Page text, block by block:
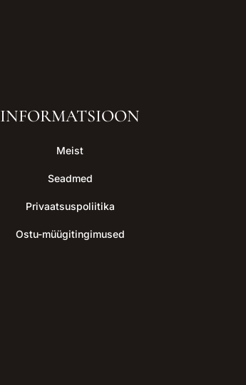
INFORMATSIOON
Meist
Seadmed
Privaatsuspoliitika
Ostu-müügitingimused